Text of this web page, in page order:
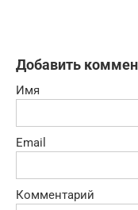
Добавить
Имя
Email
Комментарий